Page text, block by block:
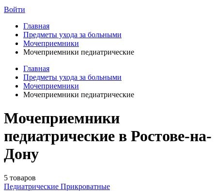
Войти
Главная
Предметы ухода за больными
Мочеприемники
Мочеприемники педиатрические
Главная
Предметы ухода за больными
Мочеприемники
Мочеприемники педиатрические
Мочеприемники
педиатрические в Ростове-на-
Дону
5 товаров
Педиатрические Прикроватные